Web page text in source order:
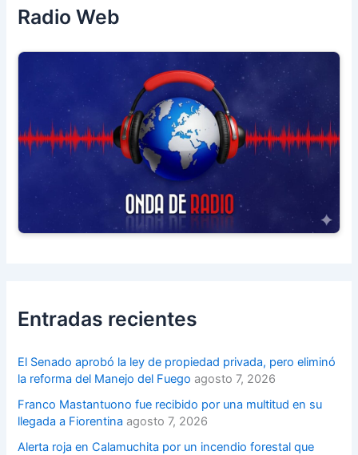
Radio Web
Entradas recientes
El Senado aprobó la ley de propiedad privada, pero eliminó
la reforma del Manejo del Fuego agosto 7, 2026
Franco Mastantuono fue recibido por una multitud en su
llegada a Fiorentina agosto 7, 2026
Alerta roja en Calamuchita por un incendio forestal que